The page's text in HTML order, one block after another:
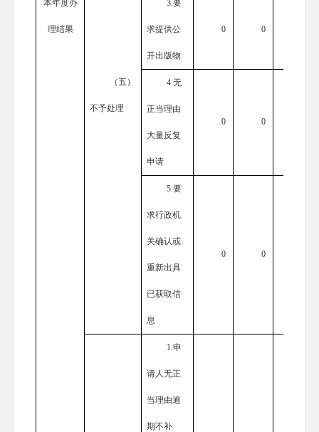
本年度办
理结果
（五）
不予处理
3.要
求提供公
开出版物
0 0
4.无
正当理由
大量反复
申请
0 0
5.要
求行政机
关确认或
重新出具
已获取信
息
0 0
1.申
请人无正
当理由逾
期不补